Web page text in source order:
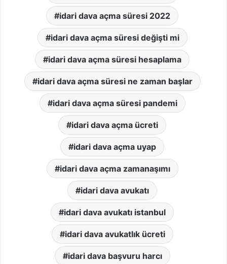
idari dava açma süresi 2022
idari dava açma süresi değişti mi
idari dava açma süresi hesaplama
idari dava açma süresi ne zaman başlar
idari dava açma süresi pandemi
idari dava açma ücreti
idari dava açma uyap
idari dava açma zamanaşımı
idari dava avukatı
idari dava avukatı istanbul
idari dava avukatlık ücreti
idari dava başvuru harcı